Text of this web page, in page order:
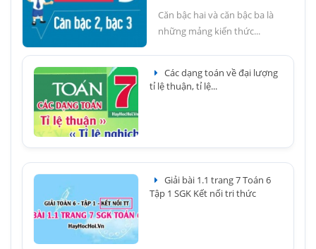
Căn bậc hai và căn bậc ba là
những mảng kiến thức...
Các dạng toán về đại lượng
tỉ lệ thuận, tỉ lệ...
Giải bài 1.1 trang 7 Toán 6
Tập 1 SGK Kết nối tri thức